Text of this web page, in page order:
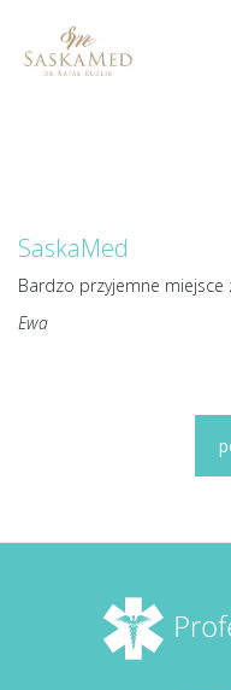
SaskaMed
Bardzo przyjemne miejsce
Ewa